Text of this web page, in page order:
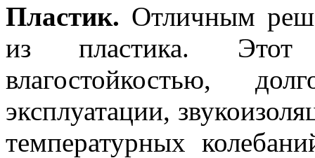
Пластик. Отличным
из пластика. Этот
влагостойкостью,
эксплуатации,
температурных